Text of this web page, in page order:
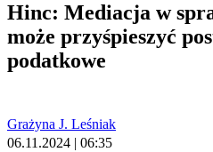
Hinc: Mediacja w
może przyśpieszyć
podatkowe
Grażyna J. Leśniak
06.11.2024 | 06:35